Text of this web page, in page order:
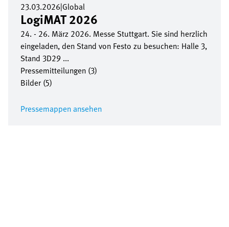
23.03.2026|Global
LogiMAT 2026
24. - 26. März 2026. Messe Stuttgart. Sie sind herzlich
eingeladen, den Stand von Festo zu besuchen: Halle 3,
Stand 3D29 ...
Pressemitteilungen (3)
Bilder (5)
Pressemappen ansehen